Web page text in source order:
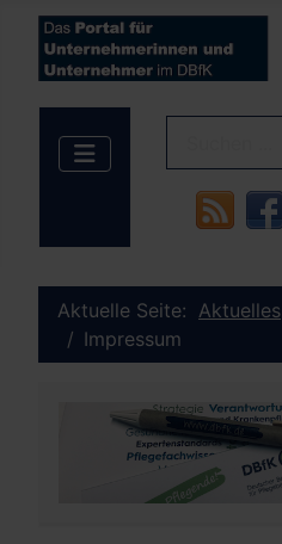
Aktuelle Seite: Aktuelles
Impressum